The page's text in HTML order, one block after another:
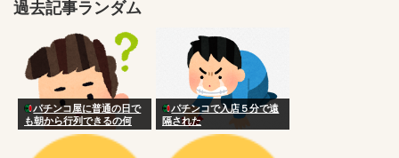
過去記事ランダム
パチンコ屋に普通の日で
も朝から行列できるの何
で？
パチンコで入店５分で遠
隔された